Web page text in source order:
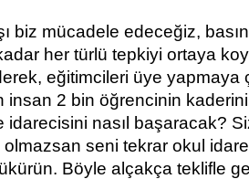
biz mücadele edeceğiz,
her türlü tepkiyi ortaya
eğitimcileri üye yapmaya
insan 2 bin öğrencinin
nasıl başaracak?
seni tekrar okul
Böyle alçakça teklifle